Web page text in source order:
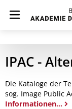
IPAC -
Die Kataloge der
sog. Image Public
Informationen...